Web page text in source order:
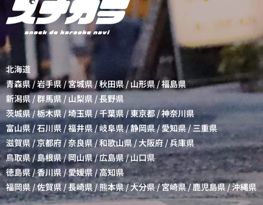
北海道
青森県/岩手県/宮城県/秋田県 / 山形県/福島県
新潟県/群馬県 / 山梨県 /長野県
茨城県 /栃木県/埼玉県/千葉県/東京都 /神奈川県
富山県 /石川県 /福井県/岐阜県/静岡県/愛知県/三重県
滋賀県/京都府/奈良県 /和歌山県/大阪府 /兵庫県
鳥取県 / 島根県/岡山県/広島県/山口県
徳島県/香川県/愛媛県 /高知県
福岡県 /佐賀県 /長崎県/熊本県/大分県/宮崎県/鹿児島県/沖縄県